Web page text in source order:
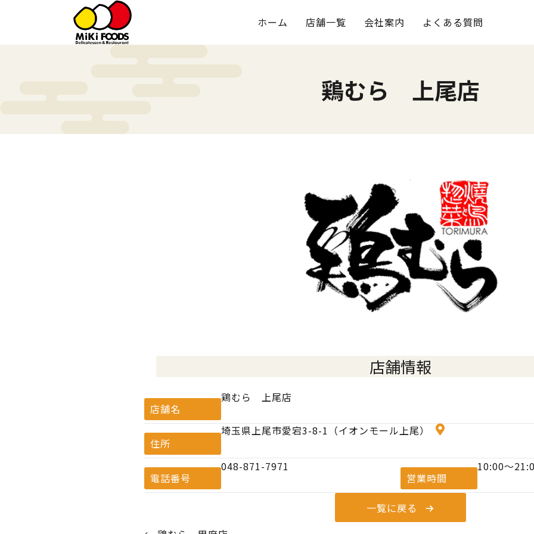
ホーム 店舗一覧 会社案内 よくある質問
鶏むら 上尾店
店舗情報
店舗名
鶏むら 上尾店
住所
埼玉県上尾市愛宕3-8-1（イオンモール上尾）
電話番号
048-871-7971
営業時間
10:00〜
一覧に戻る